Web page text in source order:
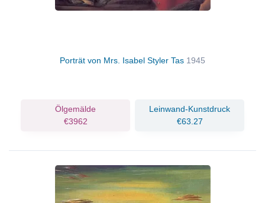
Porträt von Mrs. Isabel Styler Tas 1945
Ölgemälde
€3962
Leinwand-Kunstdruck
€63.27